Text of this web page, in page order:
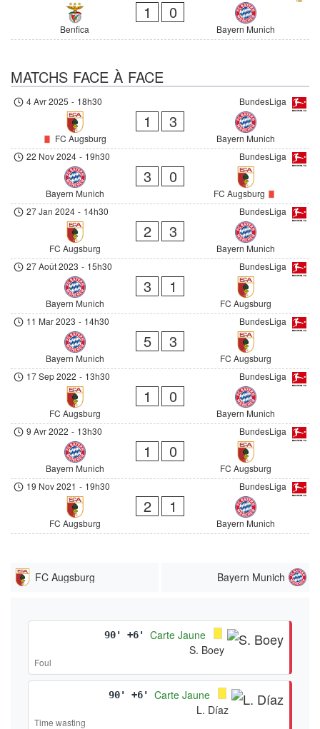
Benfica
1 0
Bayern Munich
MATCHS FACE À FACE
BundesLiga
4 Avr 2025 - 18h30
FC Augsburg
1 3
Bayern Munich
BundesLiga
22 Nov 2024 - 19h30
Bayern Munich
3 0
FC Augsburg
BundesLiga
27 Jan 2024 - 14h30
FC Augsburg
2 3
Bayern Munich
BundesLiga
27 Août 2023 - 15h30
Bayern Munich
3 1
FC Augsburg
BundesLiga
11 Mar 2023 - 14h30
Bayern Munich
5 3
FC Augsburg
BundesLiga
17 Sep 2022 - 13h30
FC Augsburg
1 0
Bayern Munich
BundesLiga
9 Avr 2022 - 13h30
Bayern Munich
1 0
FC Augsburg
BundesLiga
19 Nov 2021 - 19h30
FC Augsburg
2 1
Bayern Munich
FC Augsburg Bayern Munich
90' +6'
Carte Jaune
S. Boey
Foul
90' +6'
Carte Jaune
L. Díaz
Time wasting